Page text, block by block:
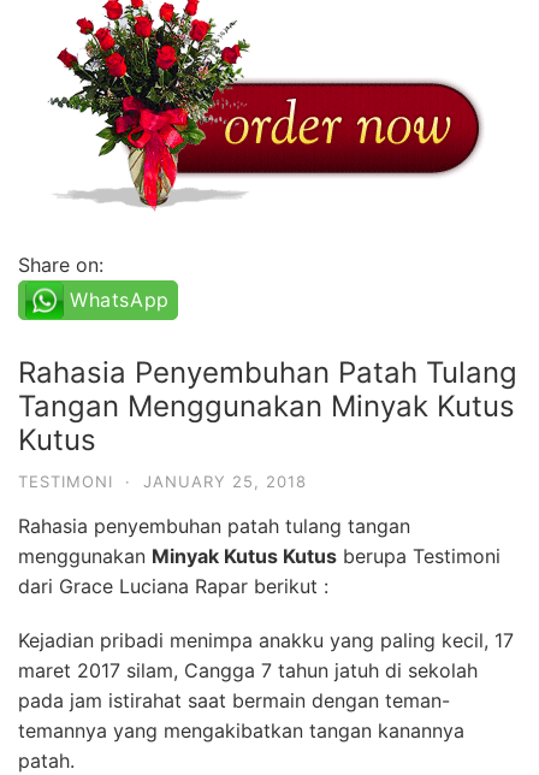
Share on:
WhatsApp
Rahasia Penyembuhan Patah Tulang
Tangan Menggunakan Minyak Kutus
Kutus
TESTIMONI · JANUARY 25, 2018
Rahasia penyembuhan patah tulang tangan
menggunakan Minyak Kutus Kutus berupa Testimoni
dari Grace Luciana Rapar berikut :
Kejadian pribadi menimpa anakku yang paling kecil, 17
maret 2017 silam, Cangga 7 tahun jatuh di sekolah
pada jam istirahat saat bermain dengan teman-
temannya yang mengakibatkan tangan kanannya
patah.